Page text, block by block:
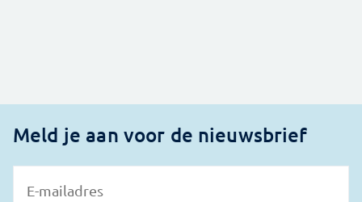
Meld je aan voor de nieuwsbrief